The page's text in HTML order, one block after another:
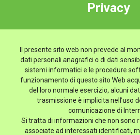
Privacy
Il presente sito web non prevede al
dati personali anagrafici o di dati
sistemi informatici e le procedure
funzionamento di questo sito Web
del loro normale esercizio, alcuni
trasmissione è implicita nell’uso
comunicazione di
Si tratta di informazioni che non sono
associate ad interessati identificati,